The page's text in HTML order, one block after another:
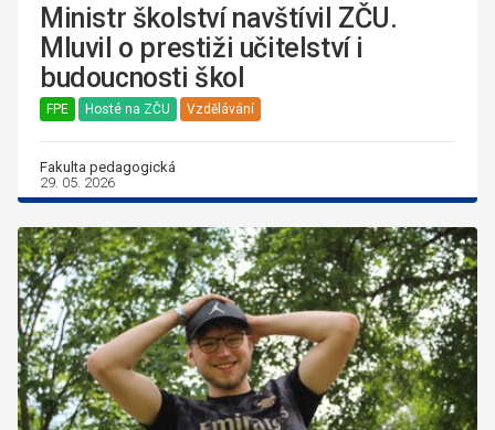
Ministr školství navštívil ZČU.
Mluvil o prestiži učitelství i
budoucnosti škol
FPE Hosté na ZČU Vzdělávání
Fakulta pedagogická
29. 05. 2026